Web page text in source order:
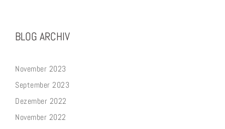
BLOG ARCHIV
November 2023
September 2023
Dezember 2022
November 2022